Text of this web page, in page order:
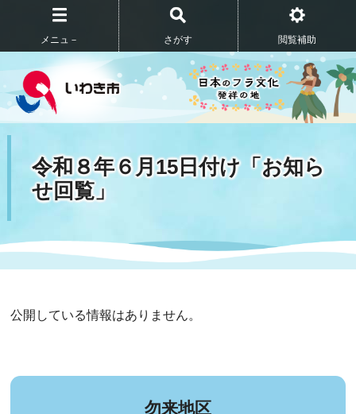
メニュ－ さがす 閲覧補助
令和８年６月15日付け「お知ら
せ回覧」
公開している情報はありません。
勿来地区